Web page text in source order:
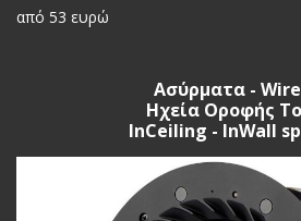
από 53 ευρώ
Ασύρματα -
Ηχεία Οροφής
InCeiling - InWall